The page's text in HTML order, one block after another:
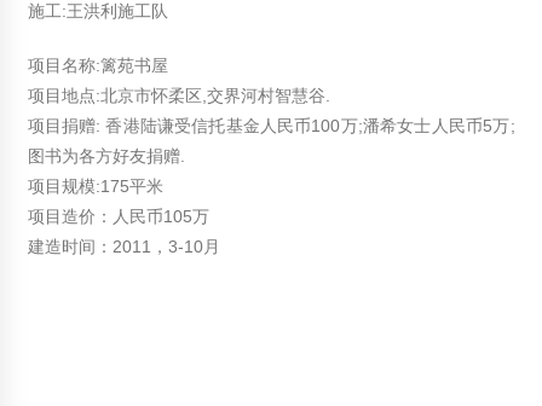
施工:王洪利施工队
项目名称:篱苑书屋
项目地点:北京市怀柔区,交界河村智慧谷.
项目捐赠: 香港陆谦受信托基金人民币100万;潘希女士人民币5万;
图书为各方好友捐赠.
项目规模:175平米
项目造价：人民币105万
建造时间：2011，3-10月